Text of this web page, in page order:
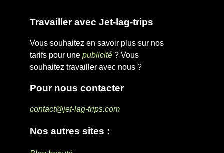
Travailler avec Jet-lag-trips
Vous souhaitez en savoir plus sur nos
tarifs pour une publicité ? Vous
souhaitez travailler avec nous ?
Pour nous contacter
contact@jet-lag-trips.com
Nos autres sites :